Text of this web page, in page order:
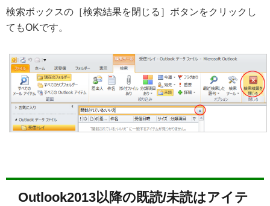
検索ボックスの［検索結果を閉じる］ボタンをクリックし
てもOKです。
Outlook2013以降の既読/未読はアイテ